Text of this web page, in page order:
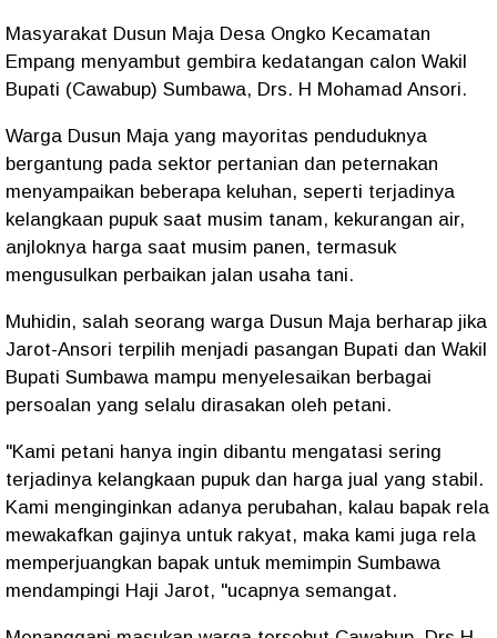
Masyarakat Dusun Maja Desa Ongko Kecamatan
Empang menyambut gembira kedatangan calon Wakil
Bupati (Cawabup) Sumbawa, Drs. H Mohamad Ansori.
Warga Dusun Maja yang mayoritas penduduknya
bergantung pada sektor pertanian dan peternakan
menyampaikan beberapa keluhan, seperti terjadinya
kelangkaan pupuk saat musim tanam, kekurangan air,
anjloknya harga saat musim panen, termasuk
mengusulkan perbaikan jalan usaha tani.
Muhidin, salah seorang warga Dusun Maja berharap jika
Jarot-Ansori terpilih menjadi pasangan Bupati dan Wakil
Bupati Sumbawa mampu menyelesaikan berbagai
persoalan yang selalu dirasakan oleh petani.
"Kami petani hanya ingin dibantu mengatasi sering
terjadinya kelangkaan pupuk dan harga jual yang stabil.
Kami menginginkan adanya perubahan, kalau bapak rela
mewakafkan gajinya untuk rakyat, maka kami juga rela
memperjuangkan bapak untuk memimpin Sumbawa
mendampingi Haji Jarot, "ucapnya semangat.